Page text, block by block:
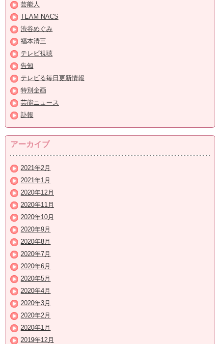
芸能人
TEAM NACS
渋谷めぐみ
福本清三
テレビ視聴
告知
テレビる毎日更新情報
特別企画
芸能ニュース
訃報
アーカイブ
2021年2月
2021年1月
2020年12月
2020年11月
2020年10月
2020年9月
2020年8月
2020年7月
2020年6月
2020年5月
2020年4月
2020年3月
2020年2月
2020年1月
2019年12月